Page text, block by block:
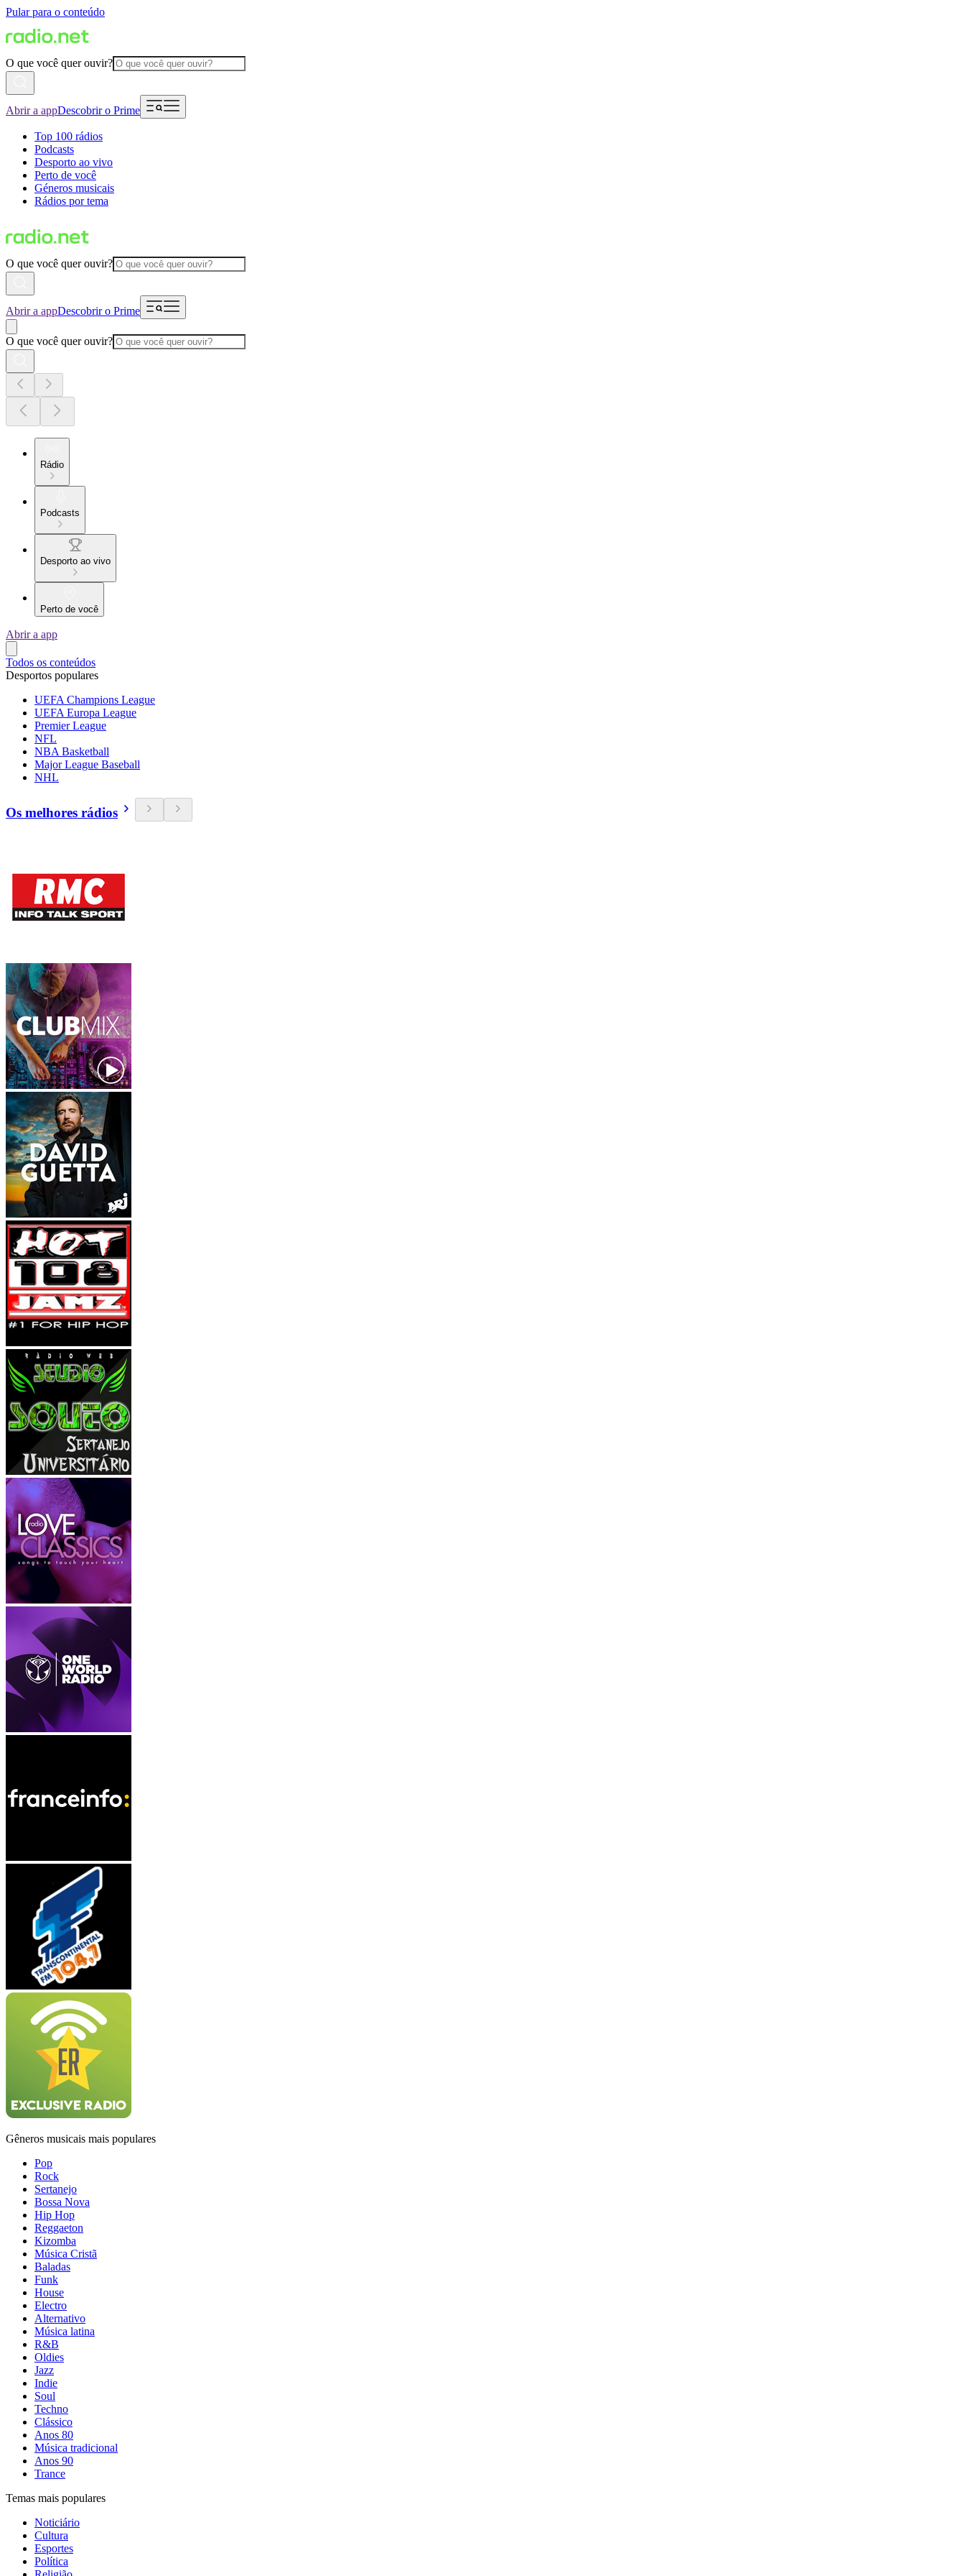
Pular para o conteúdo
O que você quer ouvir?
Abrir a appDescobrir o Prime
Top 100 rádios
Podcasts
Desporto ao vivo
Perto de você
Géneros musicais
Rádios por tema
O que você quer ouvir?
Abrir a appDescobrir o Prime
O que você quer ouvir?
Rádio
Podcasts
Desporto ao vivo
Perto de você
Abrir a app
Todos os conteúdos
Desportos populares
UEFA Champions League
UEFA Europa League
Premier League
NFL
NBA Basketball
Major League Baseball
NHL
Os melhores rádios
Gêneros musicais mais populares
Pop
Rock
Sertanejo
Bossa Nova
Hip Hop
Reggaeton
Kizomba
Música Cristã
Baladas
Funk
House
Electro
Alternativo
Música latina
R&B
Oldies
Jazz
Indie
Soul
Techno
Clássico
Anos 80
Música tradicional
Anos 90
Trance
Temas mais populares
Noticiário
Cultura
Esportes
Política